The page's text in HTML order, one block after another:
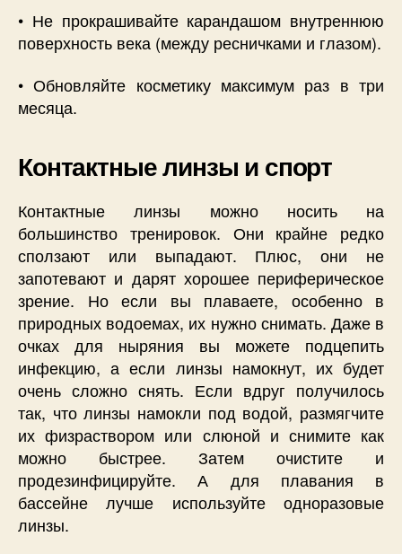
• Не прокрашивайте карандашом внутреннюю
поверхность века (между ресничками и глазом).
• Обновляйте косметику максимум раз в три
месяца.
Контактные линзы и спорт
Контактные линзы можно носить на
большинство тренировок. Они крайне редко
сползают или выпадают. Плюс, они не
запотевают и дарят хорошее периферическое
зрение. Но если вы плаваете, особенно в
природных водоемах, их нужно снимать. Даже в
очках для ныряния вы можете подцепить
инфекцию, а если линзы намокнут, их будет
очень сложно снять. Если вдруг получилось
так, что линзы намокли под водой, размягчите
их физраствором или слюной и снимите как
можно быстрее. Затем очистите и
продезинфицируйте. А для плавания в
бассейне лучше используйте одноразовые
линзы.